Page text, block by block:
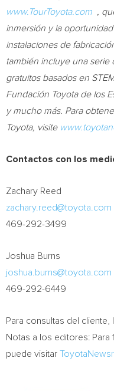
www.TourToyota.com ,
inmersión y la
instalaciones de
también incluye una serie
gratuitos basados en
Fundación Toyota de los
y mucho más. Para
Toyota, visite
Contactos con los
Zachary Reed
zachary.reed@toyota.com
469-292-3499
Joshua Burns
joshua.burns@toyota.com
469-292-6449
Para consultas del cliente,
Notas a los editores: Para
puede visitar